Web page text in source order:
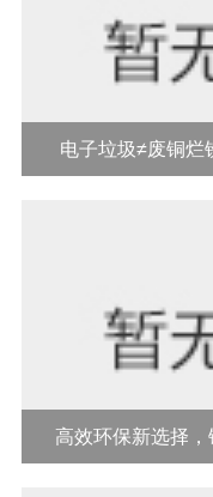
电子垃圾≠废铜烂
高效环保新选择